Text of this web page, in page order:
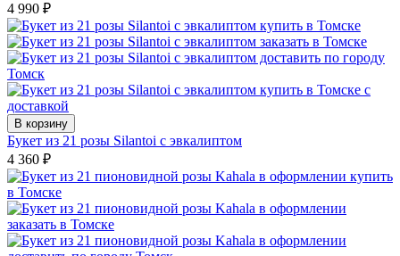
4 990 ₽
В корзину
Букет из 21 розы Silantoi с эвкалиптом
4 360 ₽